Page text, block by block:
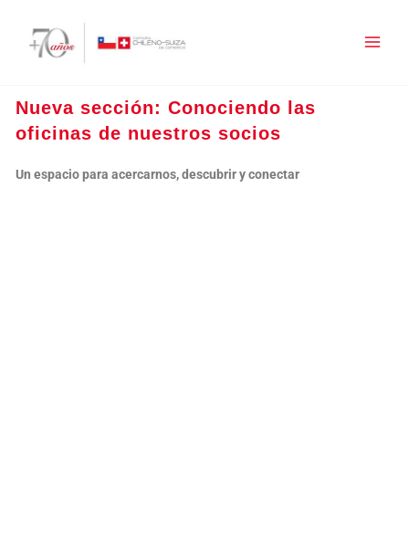
contenido
Nueva sección: Conociendo las
oficinas de nuestros socios
Un espacio para acercarnos, descubrir y conectar